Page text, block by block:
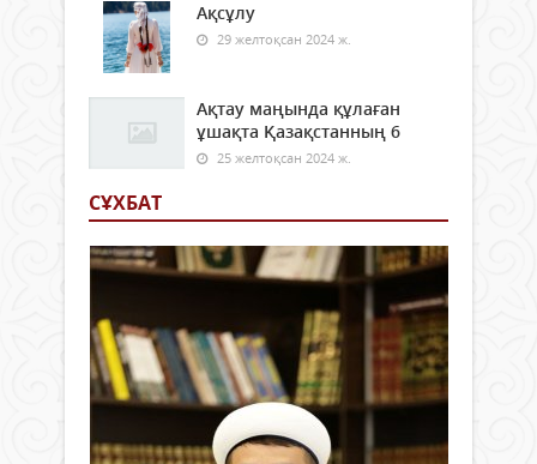
Ақсұлу
29 желтоқсан 2024 ж.
Ақтау маңында құлаған
ұшақта Қазақстанның 6
25 желтоқсан 2024 ж.
СҰХБАТ